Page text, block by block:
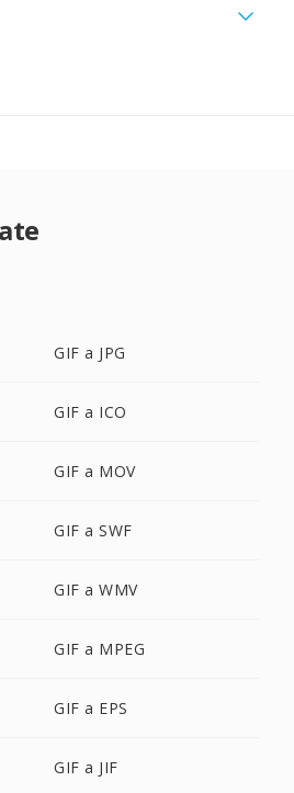
GIF a JPG
GIF a ICO
GIF a MOV
GIF a SWF
GIF a WMV
GIF a MPEG
GIF a EPS
GIF a JIF